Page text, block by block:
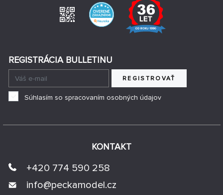
KONTAKT
+420 774 590 258
info@peckamodel.cz
REGISTRÁCIA BULLETINU
REGISTROVAŤ
Súhlasím so spracovaním osobných údajov